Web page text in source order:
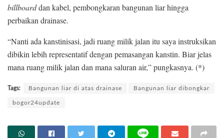
billboarddan kabel, pembongkaran bangunan liar hingga
perbaikan drainase.
“Nanti ada kanstinisasi, jadi ruang milik jalan itu saya instruksikan
dibikin lebih representatif dengan pemasangan kanstin. Biar jelas
mana ruang milik jalan dan mana saluran air,” pungkasnya. (*)
Tags: Bangunan liar di atas drainase Bangunan liar dibongkar
bogor24update